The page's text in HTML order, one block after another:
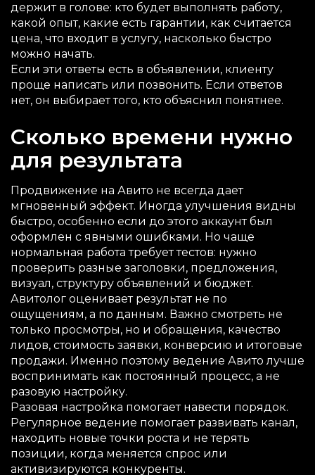
держит в голове: кто будет выполнять работу,
какой опыт, какие есть гарантии, как считается
цена, что входит в услугу, насколько быстро
можно начать.
Если эти ответы есть в объявлении, клиенту
проще написать или позвонить. Если ответов
нет, он выбирает того, кто объяснил понятнее.
Сколько времени нужно
для результата
Продвижение на Авито не всегда дает
мгновенный эффект. Иногда улучшения видны
быстро, особенно если до этого аккаунт был
оформлен с явными ошибками. Но чаще
нормальная работа требует тестов: нужно
проверить разные заголовки, предложения,
визуал, структуру объявлений и бюджет.
Авитолог оценивает результат не по
ощущениям, а по данным. Важно смотреть не
только просмотры, но и обращения, качество
лидов, стоимость заявки, конверсию и итоговые
продажи. Именно поэтому ведение Авито лучше
воспринимать как постоянный процесс, а не
разовую настройку.
Разовая настройка помогает навести порядок.
Регулярное ведение помогает развивать канал,
находить новые точки роста и не терять
позиции, когда меняется спрос или
активизируются конкуренты.